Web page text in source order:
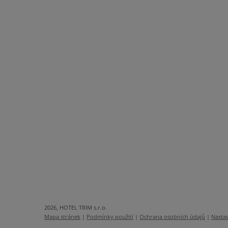
2026, HOTEL TRIM s.r.o.
Mapa stránek | Podmínky použití | Ochrana osobních údajů |